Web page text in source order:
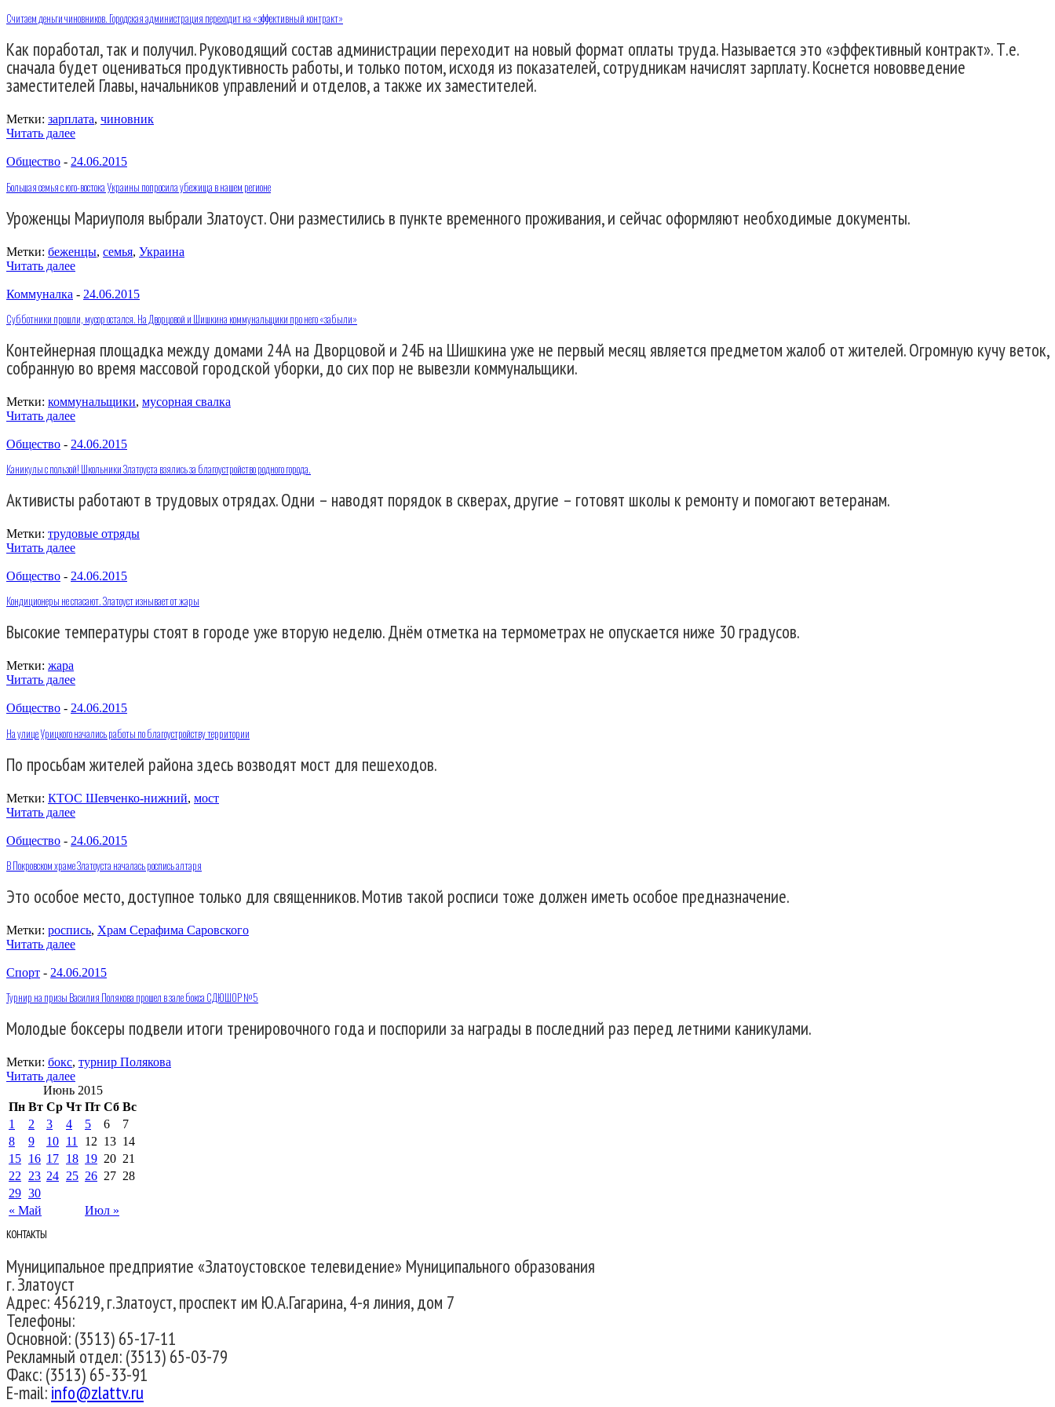
Считаем деньги чиновников. Городская администрация переходит на «эффективный контракт»
Как поработал, так и получил. Руководящий состав администрации переходит на новый формат оплаты труда. Называется это «эффективный контракт». Т.е.
сначала будет оцениваться продуктивность работы, и только потом, исходя из показателей, сотрудникам начислят зарплату. Коснется нововведение
заместителей Главы, начальников управлений и отделов, а также их заместителей.
Метки: зарплата, чиновник
Читать далее
Общество - 24.06.2015
Большая семья с юго-востока Украины попросила убежища в нашем регионе
Уроженцы Мариуполя выбрали Златоуст. Они разместились в пункте временного проживания, и сейчас оформляют необходимые документы.
Метки: беженцы, семья, Украина
Читать далее
Коммуналка - 24.06.2015
Субботники прошли, мусор остался. На Дворцовой и Шишкина коммунальщики про него «забыли»
Контейнерная площадка между домами 24А на Дворцовой и 24Б на Шишкина уже не первый месяц является предметом жалоб от жителей. Огромную кучу веток,
собранную во время массовой городской уборки, до сих пор не вывезли коммунальщики.
Метки: коммунальщики, мусорная свалка
Читать далее
Общество - 24.06.2015
Каникулы с пользой! Школьники Златоуста взялись за благоустройство родного города.
Активисты работают в трудовых отрядах. Одни – наводят порядок в скверах, другие – готовят школы к ремонту и помогают ветеранам.
Метки: трудовые отряды
Читать далее
Общество - 24.06.2015
Кондиционеры не спасают. Златоуст изнывает от жары
Высокие температуры стоят в городе уже вторую неделю. Днём отметка на термометрах не опускается ниже 30 градусов.
Метки: жара
Читать далее
Общество - 24.06.2015
На улице Урицкого начались работы по благоустройству территории
По просьбам жителей района здесь возводят мост для пешеходов.
Метки: КТОС Шевченко-нижний, мост
Читать далее
Общество - 24.06.2015
В Покровском храме Златоуста началась роспись алтаря
Это особое место, доступное только для священников. Мотив такой росписи тоже должен иметь особое предназначение.
Метки: роспись, Храм Серафима Саровского
Читать далее
Спорт - 24.06.2015
Турнир на призы Василия Полякова прошел в зале бокса СДЮШОР №5
Молодые боксеры подвели итоги тренировочного года и поспорили за награды в последний раз перед летними каникулами.
Метки: бокс, турнир Полякова
Читать далее
Июнь 2015
Пн Вт Ср Чт Пт Сб Вс
« Май Июл »
1 2 3 4 5 6
7
8
9 10 11 12 13 14
15 16 17 18 19 20 21
22
23 24 25 26 27 28
29 30
КОНТАКТЫ
Муниципальное предприятие «Златоустовское телевидение» Муниципального образования
г. Златоуст
Адрес: 456219, г.Златоуст, проспект им Ю.А.Гагарина, 4-я линия, дом 7
Телефоны:
Основной: (3513) 65-17-11
Рекламный отдел: (3513) 65-03-79
Факс: (3513) 65-33-91
E-mail:info@zlattv.ru